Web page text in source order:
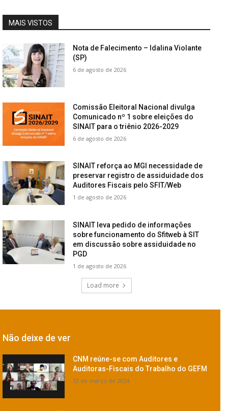
MAIS VISTOS
Nota de Falecimento – Idalina Violante
(SP)
6 de agosto de 2026
Comissão Eleitoral Nacional divulga
Comunicado nº 1 sobre eleições do
SINAIT para o triênio 2026-2029
6 de agosto de 2026
SINAIT reforça ao MGI necessidade de
preservar registro de assiduidade dos
Auditores Fiscais pelo SFIT/Web
1 de agosto de 2026
SINAIT leva pedido de informações
sobre funcionamento do Sfitweb à SIT
em discussão sobre assiduidade no
PGD
1 de agosto de 2026
Load more
Não deixe de ver
CNM reúne-se com Auditores e
Auditoras-Fiscais do Trabalho do GEFM
12 de março de 2024